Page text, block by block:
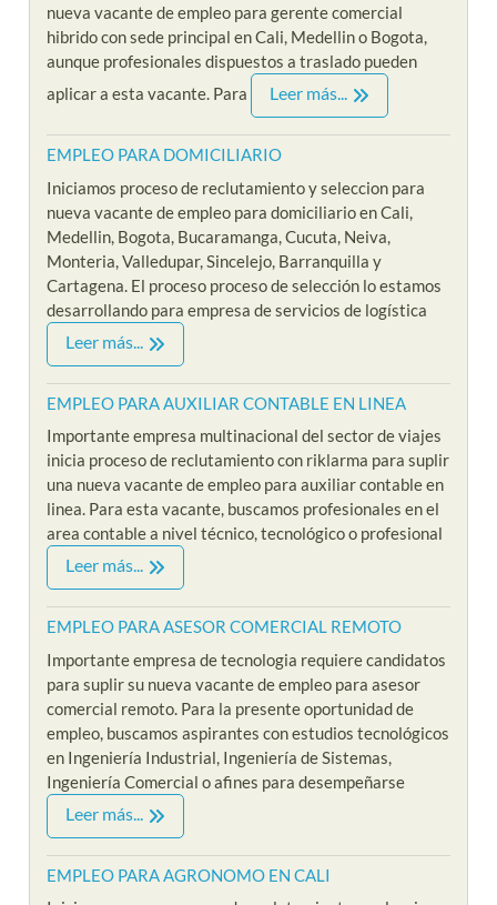
nueva vacante de empleo para gerente comercial
hibrido con sede principal en Cali, Medellin o Bogota,
aunque profesionales dispuestos a traslado pueden
aplicar a esta vacante. Para
Leer más...
EMPLEO PARA DOMICILIARIO
Iniciamos proceso de reclutamiento y seleccion para
nueva vacante de empleo para domiciliario en Cali,
Medellin, Bogota, Bucaramanga, Cucuta, Neiva,
Monteria, Valledupar, Sincelejo, Barranquilla y
Cartagena. El proceso proceso de selección lo estamos
desarrollando para empresa de servicios de logística
Leer más...
EMPLEO PARA AUXILIAR CONTABLE EN LINEA
Importante empresa multinacional del sector de viajes
inicia proceso de reclutamiento con riklarma para suplir
una nueva vacante de empleo para auxiliar contable en
linea. Para esta vacante, buscamos profesionales en el
area contable a nivel técnico, tecnológico o profesional
Leer más...
EMPLEO PARA ASESOR COMERCIAL REMOTO
Importante empresa de tecnologia requiere candidatos
para suplir su nueva vacante de empleo para asesor
comercial remoto. Para la presente oportunidad de
empleo, buscamos aspirantes con estudios tecnológicos
en Ingeniería Industrial, Ingeniería de Sistemas,
Ingeniería Comercial o afines para desempeñarse
Leer más...
EMPLEO PARA AGRONOMO EN CALI